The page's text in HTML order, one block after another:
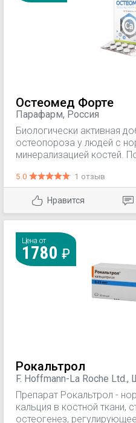
Остеомед Форте
Парафарм, Россия
Биологически активная
остеопороза у людей с
минерализацией костей.
в костной ткани. Кальция
соль Са, входящая в
усваивается
витамином В3 обладает
Присутствие витамина
для улучшения всасывания
5.0 1 отзыв
Нравится
Цена от
1780
Рокальтрол
F. Hoffmann-La Roche
Препарат Рокальтрол -
кальция в костной ткани,
остеогенез,